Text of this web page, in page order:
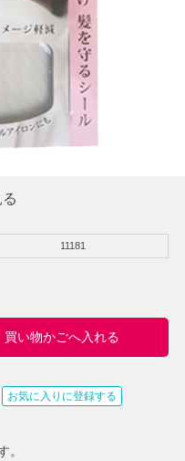
11181
買い物かごへ入れる
お気に入りに登録する
。